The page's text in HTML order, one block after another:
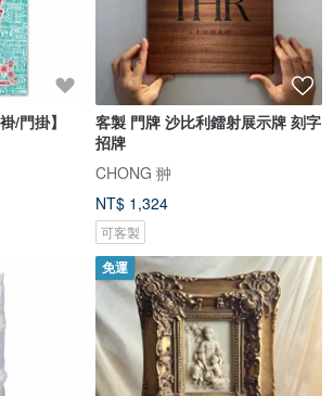
/門掛】
客製 門牌 沙比利鐳射展示牌 刻字
招牌
CHONG 翀
NT$ 1,324
可客製
免運